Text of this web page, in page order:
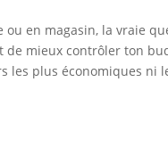
en magasin, la vraie
mieux contrôler ton
les plus économiques